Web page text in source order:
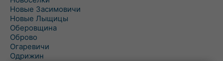
Новые Засимовичи
Новые Лыщицы
Оберовщина
Оброво
Огаревичи
Одрижин